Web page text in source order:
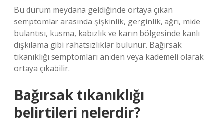
Bu durum meydana geldiğinde ortaya çıkan
semptomlar arasında şişkinlik, gerginlik, ağrı, mide
bulantısı, kusma, kabızlık ve karın bölgesinde kanlı
dışkılama gibi rahatsızlıklar bulunur. Bağırsak
tıkanıklığı semptomları aniden veya kademeli olarak
ortaya çıkabilir.
Bağırsak tıkanıklığı
belirtileri nelerdir?